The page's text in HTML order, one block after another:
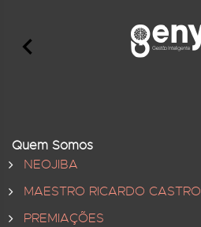
Quem Somos
NEOJIBA
MAESTRO RICARDO CASTRO
PREMIAÇÕES